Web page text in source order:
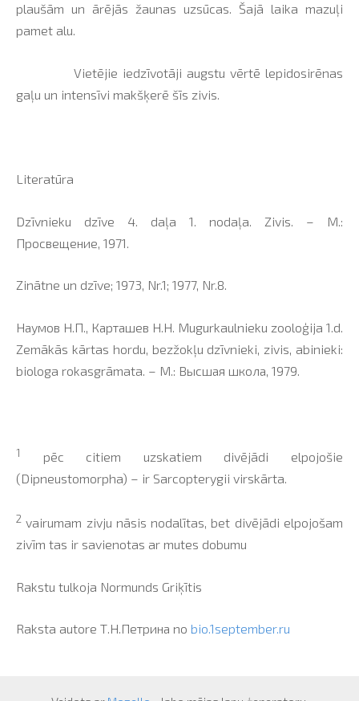
plaušām un ārējās žaunas uzsūcas. Šajā laika mazuļi
pamet alu.
Vietējie iedzīvotāji augstu vērtē lepidosirēnas
gaļu un intensīvi makšķerē šīs zivis.
Literatūra
Dzīvnieku dzīve 4. daļa 1. nodaļa. Zivis. – M.:
Просвещение, 1971.
Zinātne un dzīve; 1973, Nr.1; 1977, Nr.8.
Наумов Н.П., Карташев Н.Н. Mugurkaulnieku zooloģija 1.d.
Zemākās kārtas hordu, bezžokļu dzīvnieki, zivis, abinieki:
biologa rokasgrāmata. – M.: Высшая школа, 1979.
1
pēc citiem uzskatiem divējādi elpojošie
(Dipneustomorpha) – ir Sarcopterygii virskārta.
2 vairumam zivju nāsis nodalītas, bet divējādi elpojošam
zivīm tas ir savienotas ar mutes dobumu
Rakstu tulkoja Normunds Griķītis
Raksta autore Т.Н.Петрина no bio.1september.ru